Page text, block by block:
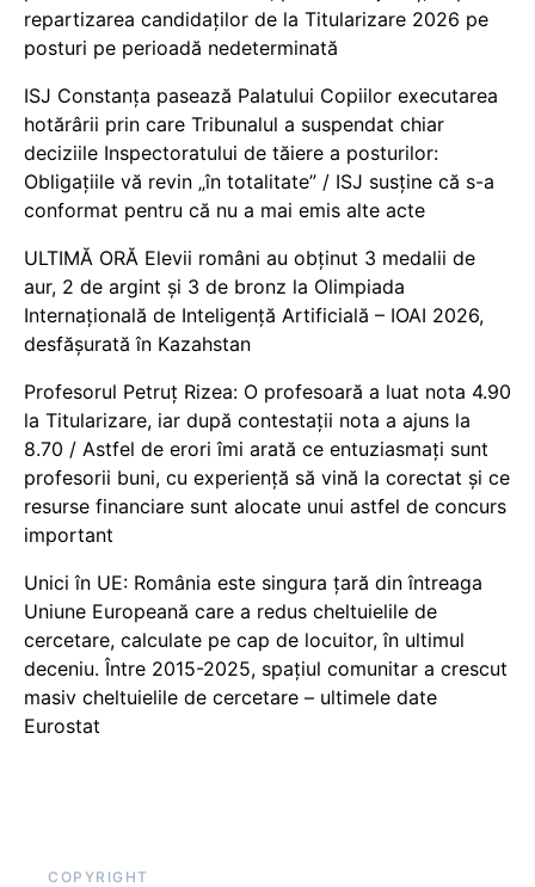
repartizarea candidaților de la Titularizare 2026 pe
posturi pe perioadă nedeterminată
ISJ Constanța pasează Palatului Copiilor executarea
hotărârii prin care Tribunalul a suspendat chiar
deciziile Inspectoratului de tăiere a posturilor:
Obligațiile vă revin „în totalitate” / ISJ susține că s-a
conformat pentru că nu a mai emis alte acte
ULTIMĂ ORĂ Elevii români au obținut 3 medalii de
aur, 2 de argint și 3 de bronz la Olimpiada
Internațională de Inteligență Artificială – IOAI 2026,
desfășurată în Kazahstan
Profesorul Petruț Rizea: O profesoară a luat nota 4.90
la Titularizare, iar după contestații nota a ajuns la
8.70 / Astfel de erori îmi arată ce entuziasmați sunt
profesorii buni, cu experiență să vină la corectat și ce
resurse financiare sunt alocate unui astfel de concurs
important
Unici în UE: România este singura țară din întreaga
Uniune Europeană care a redus cheltuielile de
cercetare, calculate pe cap de locuitor, în ultimul
deceniu. Între 2015-2025, spațiul comunitar a crescut
masiv cheltuielile de cercetare – ultimele date
Eurostat
COPYRIGHT